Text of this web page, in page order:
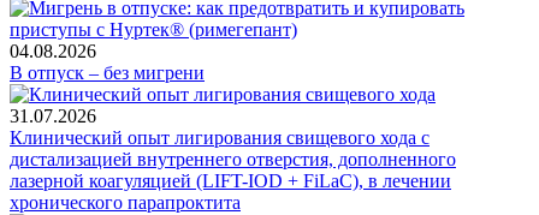
04.08.2026
В отпуск – без мигрени
31.07.2026
Клинический опыт лигирования свищевого хода с
дистализацией внутреннего отверстия, дополненного
лазерной коагуляцией (LIFT-IOD + FiLaC), в лечении
хронического парапроктита